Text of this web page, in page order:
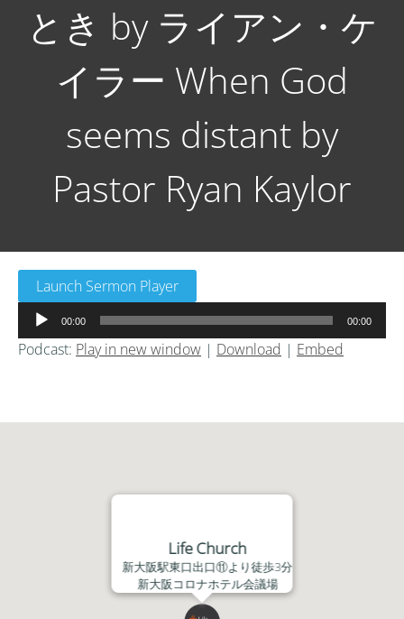
とき by ライアン・ケ
イラー When God
seems distant by
Pastor Ryan Kaylor
Launch Sermon Player
声
プ
ヤ
00:00 00:00
Podcast: Play in new window | Download | Embed
Life Church
新大阪駅東口出口⑪より徒歩3分
新大阪コロナホテル会議場